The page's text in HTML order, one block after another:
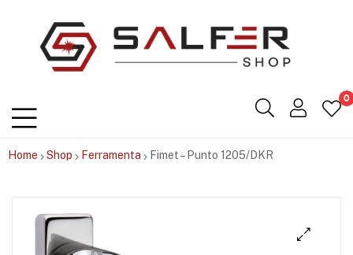
0
Home Shop Ferramenta Fimet – Punto 1205/DKR